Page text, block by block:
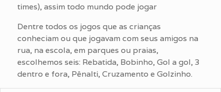
times), assim todo mundo pode jogar
Dentre todos os jogos que as crianças
conheciam ou que jogavam com seus amigos na
rua, na escola, em parques ou praias,
escolhemos seis: Rebatida, Bobinho, Gol a gol, 3
dentro e fora, Pênalti, Cruzamento e Golzinho.